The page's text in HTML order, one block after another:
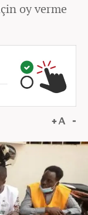
oy verme